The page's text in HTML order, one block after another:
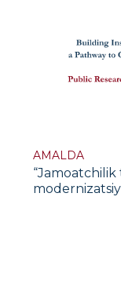
AMALDA